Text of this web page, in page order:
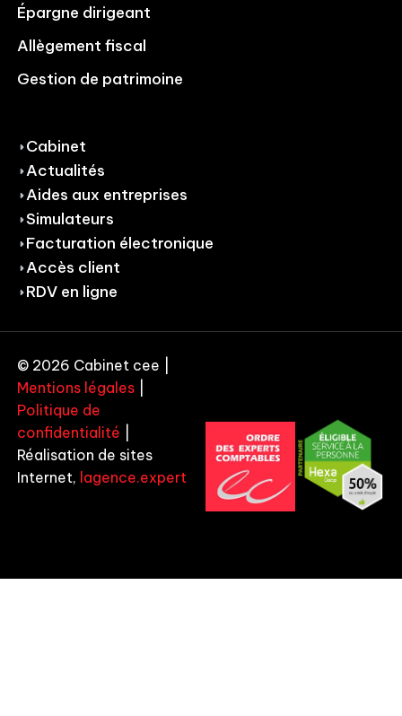
Épargne dirigeant
Allègement fiscal
Gestion de patrimoine
Cabinet
Actualités
Aides aux entreprises
Simulateurs
Facturation électronique
Accès client
RDV en ligne
© 2026 Cabinet cee |
Mentions légales
Politique de
confidentialité
Réalisation de sites
Internet, lagence.expert